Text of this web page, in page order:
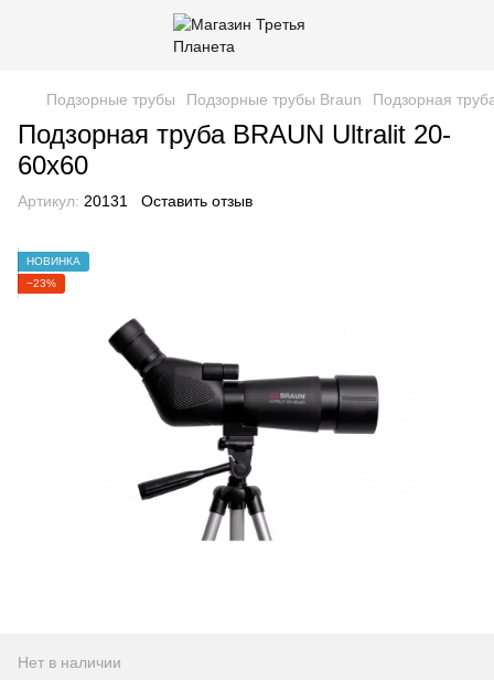
Подзорные трубы Подзорные трубы Braun Подзорная
Подзорная труба BRAUN Ultralit 20-
60х60
Артикул: 20131 Оставить отзыв
НОВИНКА
−23%
Нет в наличии